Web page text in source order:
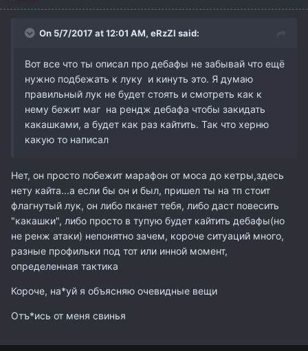
On 5/7/2017 at 12:01 AM, eRzZI said:
Вот все что ты описал про дебафы не забывай что ещё
нужно подбежать к луку и кинуть это. Я думаю
правильный лук не будет стоять и смотреть как к
нему бежит маг на рендж дебафа чтобы закидать
какашками, а будет как раз кайтить. Так что херню
какую то написал
Нет, он просто побежит марафон от моса до кетры,здесь
нету кайта...а если бы он и был, пришел ты на тп стоит
флагнутый лук, он либо пканет тебя, либо даст повесить
"какашки", либо просто в тупую будет кайтить дебафы(но
не ренж атаки) непонятно зачем, короче ситуаций много,
разные профильки под тот или инной момент,
определенная тактика
Короче, на*уй я объясняю очевидные вещи
Отъ*ись от меня свинья